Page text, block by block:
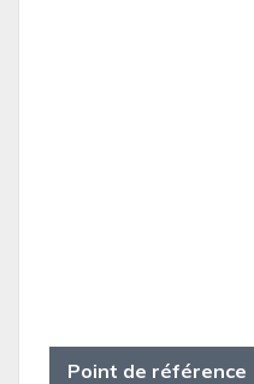
Point de référence